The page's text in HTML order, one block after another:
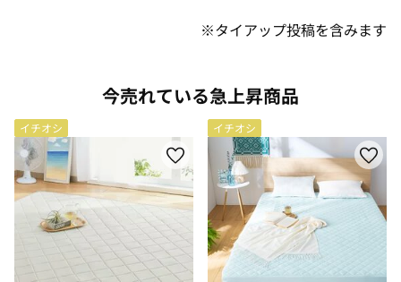
※タイアップ投稿を含みます
今売れている急上昇商品
イチオシ イチオシ